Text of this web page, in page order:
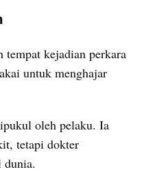
kejadian perkara
untuk menghajar
oleh pelaku. Ia
tetapi dokter
dunia.